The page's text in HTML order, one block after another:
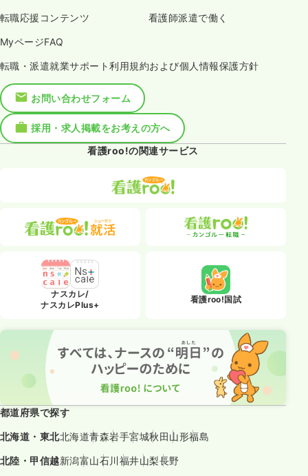
転職応援コンテンツ 看護師派遣で働く
MyページFAQ
転職・派遣就業サポート利用規約および個人情報保護方針
お問い合わせフォーム
採用・求人掲載をお考えの方へ
看護roo!の関連サービス
ナスカレ/
ナスカレPlus+
看護roo!国試
都道府県で探す
北海道・東北北海道青森岩手宮城秋田 山形福島
北陸・甲信越新潟富山石川 福井山梨長野